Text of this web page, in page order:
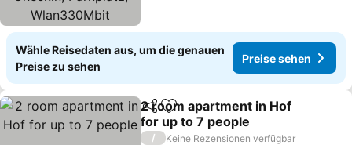
Wähle Reisedaten aus, um die genauen
Preise zu sehen
Preise sehen
TeilenZu Favoriten hinzufügen
2 room apartment in Hof
for up to 7 people
/
Keine Rezensionen verfügbar